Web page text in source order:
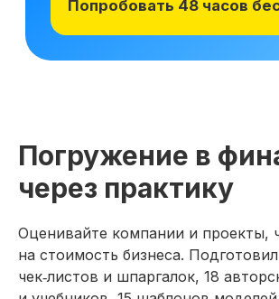
Погружение в
через практику
Оценивайте компании и проекты,
на стоимость бизнеса.
чек‑листов и шпаргалок, 18